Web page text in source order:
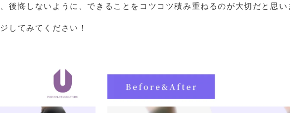
後悔しないように、できることをコツコツ積み重ねるのが大切だと思い
してみてください！